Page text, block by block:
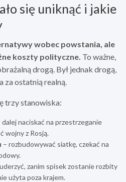
się uniknąć i jakie
wobec powstania, ale
koszty polityczne. To ważne,
drogą. Był jednak drogą,
za ostatnią realną.
trzy stanowiska:
naciskać na przestrzeganie
wojny z Rosją.
– rozbudowywać siatkę, czekać na
zanim spisek zostanie rozbity
użyta poza krajem.